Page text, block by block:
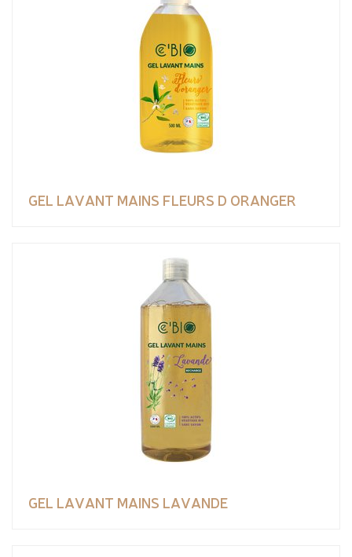
GEL LAVANT MAINS FLEURS D ORANGER
GEL LAVANT MAINS LAVANDE